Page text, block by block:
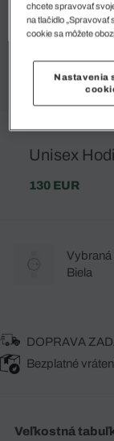
Unisex
130 EUR
Vybraná
Biela
DOPRAVA
Bezplatné
Veľkostná
chcete spravovať
na tlačidlo „Spravovať
cookie sa môžete
Nastavenia